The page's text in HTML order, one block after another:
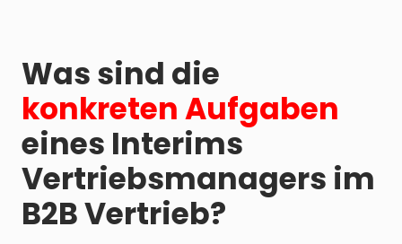
Was sind die
konkreten Aufgaben
eines Interims
Vertriebsmanagers im
B2B Vertrieb?